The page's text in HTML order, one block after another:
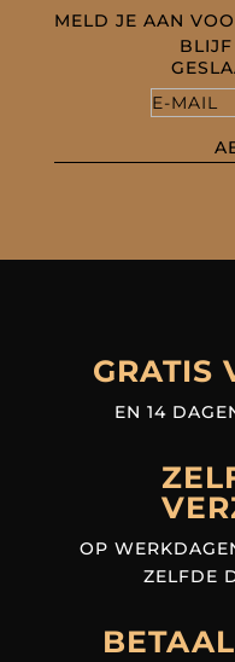
MELD JE AAN
GRATIS
EN 14
OP
ZELFDE